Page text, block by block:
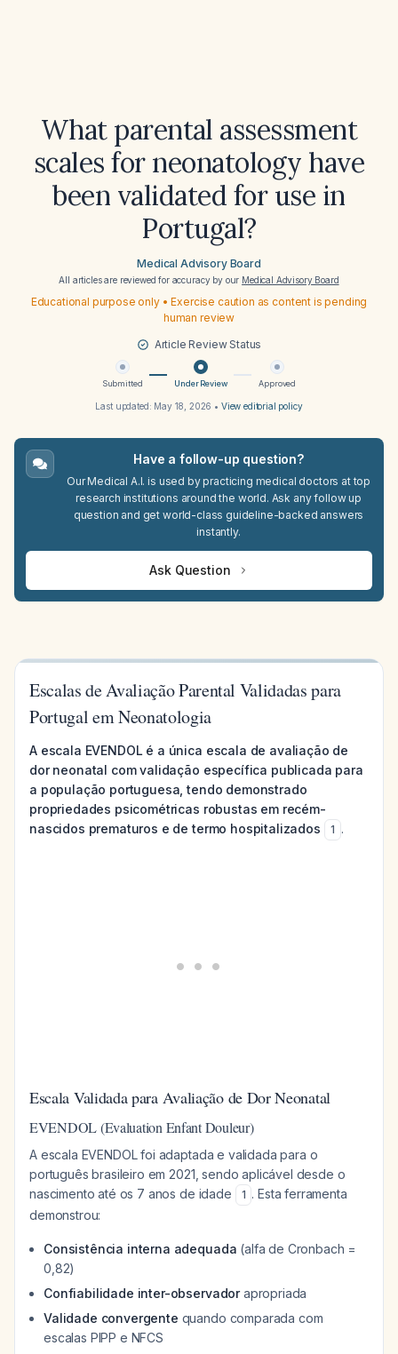
What parental assessment
scales for neonatology have
been validated for use in
Portugal?
Medical Advisory Board
All articles are reviewed for accuracy by our Medical Advisory Board
Educational purpose only • Exercise caution as content is pending
human review
Article Review Status
Submitted Under Review Approved
Last updated: May 18, 2026 • View editorial policy
Have a follow-up question?
Our Medical A.I. is used by practicing medical doctors at top
research institutions around the world. Ask any follow up
question and get world-class guideline-backed answers
instantly.
Ask Question
Escalas de Avaliação Parental Validadas para
Portugal em Neonatologia
A escala EVENDOL é a única escala de avaliação de
dor neonatal com validação específica publicada para
a população portuguesa, tendo demonstrado
propriedades psicométricas robustas em recém-
nascidos prematuros e de termo hospitalizados
1 .
Escala Validada para Avaliação de Dor Neonatal
EVENDOL (Evaluation Enfant Douleur)
A escala EVENDOL foi adaptada e validada para o
português brasileiro em 2021, sendo aplicável desde o
nascimento até os 7 anos de idade
1 . Esta ferramenta
demonstrou:
Consistência interna adequada (alfa de Cronbach =
0,82)
Confiabilidade inter-observadorapropriada
Validade convergente quando comparada com
escalas PIPP e NFCS